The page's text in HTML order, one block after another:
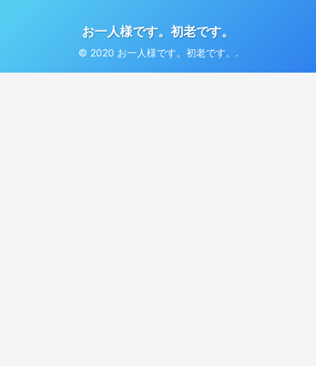
お一人様です。初老です。
© 2020 お一人様です。初老です。.